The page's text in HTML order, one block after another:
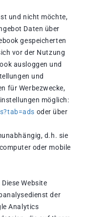
und nicht möchte,
Daten über
gespeicherten
vor der Nutzung
ausloggen und
und
für Werbezwecke,
möglich:
oder über
d.h. sie
oder mobile
Website
der
Analytics